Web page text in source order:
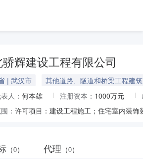
骄辉建设工程有限公司
| 武汉市
其他道路、隧道和桥梁工程建筑
人： 何本雄 注册资本： 1000万元
：
（0） 代理 （0）